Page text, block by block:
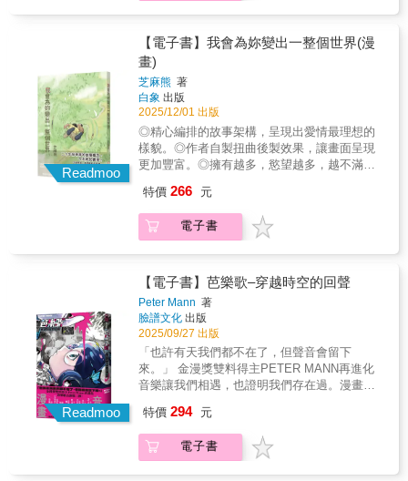
書籤卡】尺寸：15×5cm【本書特色】★
Amazon4.8星，毛茸茸～暖呼呼～全球讀者感
動大好評！★ 2023年法國ACBD兒童漫畫獎、
2024年魁北克青少年圖書獎，獲獎作品。 ★ 蘊
藏哲理，寓言一般又神秘又溫暖，催人熱淚的
深刻故事。★ 動物漫畫作家「帆」，描繪熊與
烏鴉溫馨可愛互動，療癒滿分。
Readmoo
【電子書】我會為妳變出一整個世界(漫
畫)
芝麻熊 著
白象 出版
2025/12/01 出版
◎精心編排的故事架構，呈現出愛情最理想的
樣貌。◎作者自製扭曲後製效果，讓畫面呈現
更加豐富。◎擁有越多，慾望越多，越不滿
從小便擁有能憑空變出東西的超能力，雖然因
此得到了不少好處，卻也常常被人視為怪胎，
或是被人利用。他覺得在這世界上，找不到一
己性命。就在他站在懸崖邊，準備跳下去的前
一刻，他卻用他的超能力，救了一個正在跌落
山谷的女孩……兩個孤獨靈魂的相遇，會是扭
轉孤獨……還是加倍孤獨……----------「我是為
了畫出這個結局畫面，才寫出這樣的故事。所
有故事的設定，都是為了呈現出這樣的結
局。」---創作心路歷程完整收錄於書末後記最
美麗的結局，最理想的愛情。芝麻熊邀請你/妳
一起，眼淚掉下來，體驗某種幸福的可能性。
http://www.pressstore.com.tw/freereading/
特價 266 元
電子書
Readmoo
【電子書】芭樂歌–穿越時空的回聲
Peter Mann 著
臉譜文化 出版
2025/09/27 出版
「也許有天我們都不在了，但聲音會留下
來。」 金漫獎雙料得主PETER MANN再進化
音樂讓我們相遇，也證明我們存在過。漫畫書
YouTuber 多米多羅｜音樂人－MANDARK、
VOOID/透明雜誌 洪申豪、八十八顆芭樂籽 阿
強、拍謝少年 薑薑｜媒體－《大人的漫畫社》
特價 294 元
電子書